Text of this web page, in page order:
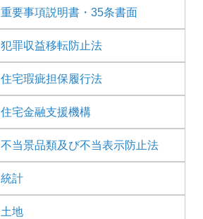
重要事項説明書・35条書面
犯罪収益移転防止法
住宅瑕疵担保履行法
住宅金融支援機構
不当景品類及び不当表示防止法
統計
土地